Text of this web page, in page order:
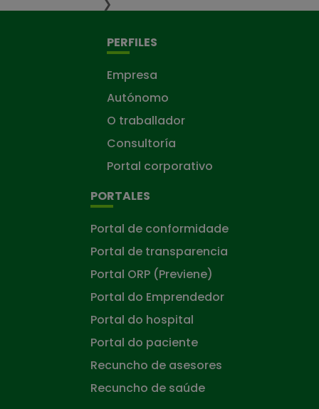
❯
PERFILES
Empresa
Autónomo
O traballador
Consultoría
Portal corporativo
PORTALES
Portal de conformidade
Portal de transparencia
Portal ORP (Previene)
Portal do Emprendedor
Portal do hospital
Portal do paciente
Recuncho de asesores
Recuncho de saúde